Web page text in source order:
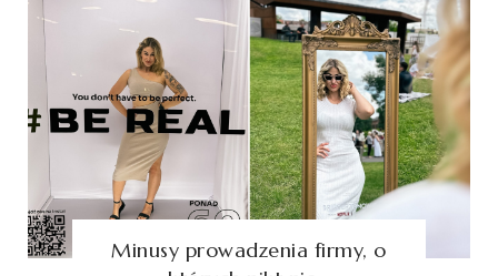
Minusy prowadzenia firmy, o